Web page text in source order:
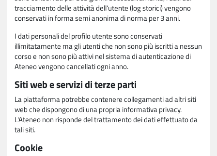
tracciamento delle attività dell'utente (log storici) vengono
conservati in forma semi anonima di norma per 3 anni.
I dati personali del profilo utente sono conservati
illimitatamente ma gli utenti che non sono più iscritti a nessun
corso e non sono più attivi nel sistema di autenticazione di
Ateneo vengono cancellati ogni anno.
Siti web e servizi di terze parti
La piattaforma potrebbe contenere collegamenti ad altri siti
web che dispongono di una propria informativa privacy.
L'Ateneo non risponde del trattamento dei dati effettuato da
tali siti.
Cookie